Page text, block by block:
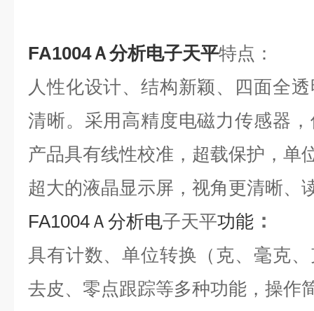
FA1004Ａ分析电子天平特点：
人性化设计、结构新颖、四面全
清晰。采用高精度电磁力传感器
产品具有线性校准，超载保护，单
超大的液晶显示屏，视角更清晰、
FA1004Ａ分析电子天平功能 ：
具有计数、单位转换（克、毫克
去皮、零点跟踪等多种功能，操作